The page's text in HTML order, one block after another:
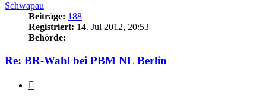
Schwapau
Beiträge: 188
Registriert: 14. Jul 2012, 20:53
Behörde:
Re: BR-Wahl bei PBM NL Berlin